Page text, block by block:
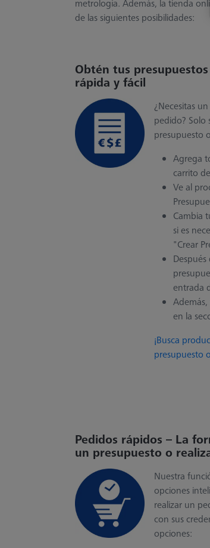
metrología. Además, la tienda
de las siguientes posibilidades:
Obtén tus
rápida y fácil
¿Necesitas
pedido? Solo
presupuesto
Agrega
carrito
Ve al
Cambia
si es
"Crear
entrada
en la
¡Busca
presupuesto
Pedidos rápidos – La
un presupuesto o
Nuestra
opciones
realizar un
con sus
opciones: